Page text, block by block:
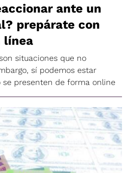
ante un
prepárate con
línea
situaciones que no
sí podemos estar
presenten de forma online